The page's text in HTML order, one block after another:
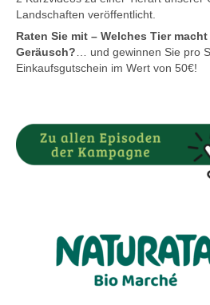
Landschaften veröffentlicht.
Raten Sie mit – Welches Tier
Geräusch? … und gewinnen Sie pro
Einkaufsgutschein im Wert von 50€!